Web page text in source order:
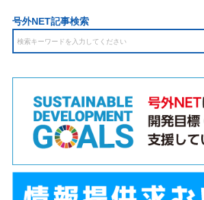
号外NET記事検索